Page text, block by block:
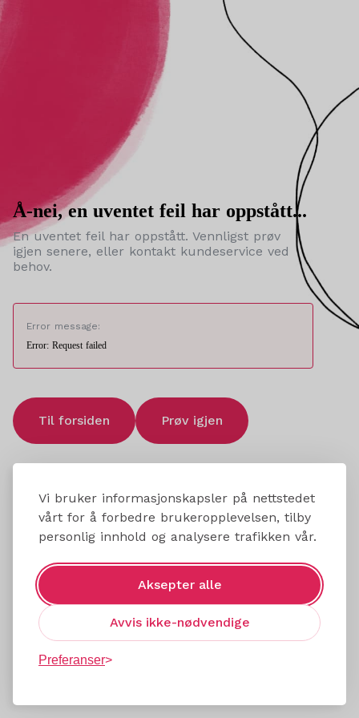
Vi bruker informasjonskapsler på nettstedet
vårt for å forbedre brukeropplevelsen, tilby
personlig innhold og analysere trafikken vår.
Aksepter alle
Avvis ikke-nødvendige
Preferanser
Å-nei, en uventet feil har oppstått...
En uventet feil har oppstått. Vennligst prøv
igjen senere, eller kontakt kundeservice ved
behov.
Error message:
Error: Request failed
Til forsiden Prøv igjen